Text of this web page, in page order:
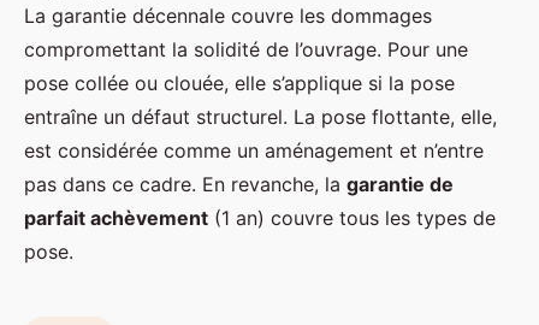
La garantie décennale couvre les dommages
compromettant la solidité de l’ouvrage. Pour une
pose collée ou clouée, elle s’applique si la pose
entraîne un défaut structurel. La pose flottante, elle,
est considérée comme un aménagement et n’entre
pas dans ce cadre. En revanche, la garantie de
parfait achèvement (1 an) couvre tous les types de
pose.